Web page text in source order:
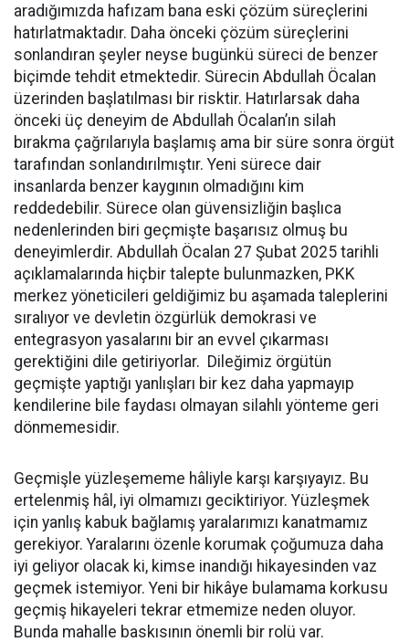
aradığımızda hafızam bana eski çözüm süreçlerini
hatırlatmaktadır. Daha önceki çözüm süreçlerini
sonlandıran şeyler neyse bugünkü süreci de benzer
biçimde tehdit etmektedir. Sürecin Abdullah Öcalan
üzerinden başlatılması bir risktir. Hatırlarsak daha
önceki üç deneyim de Abdullah Öcalan’ın silah
bırakma çağrılarıyla başlamış ama bir süre sonra örgüt
tarafından sonlandırılmıştır. Yeni sürece dair
insanlarda benzer kaygının olmadığını kim
reddedebilir. Sürece olan güvensizliğin başlıca
nedenlerinden biri geçmişte başarısız olmuş bu
deneyimlerdir. Abdullah Öcalan 27 Şubat 2025 tarihli
açıklamalarında hiçbir talepte bulunmazken, PKK
merkez yöneticileri geldiğimiz bu aşamada taleplerini
sıralıyor ve devletin özgürlük demokrasi ve
entegrasyon yasalarını bir an evvel çıkarması
gerektiğini dile getiriyorlar. Dileğimiz örgütün
geçmişte yaptığı yanlışları bir kez daha yapmayıp
kendilerine bile faydası olmayan silahlı yönteme geri
dönmemesidir.
Geçmişle yüzleşememe hâliyle karşı karşıyayız. Bu
ertelenmiş hâl, iyi olmamızı geciktiriyor. Yüzleşmek
için yanlış kabuk bağlamış yaralarımızı kanatmamız
gerekiyor. Yaralarını özenle korumak çoğumuza daha
iyi geliyor olacak ki, kimse inandığı hikayesinden vaz
geçmek istemiyor. Yeni bir hikâye bulamama korkusu
geçmiş hikayeleri tekrar etmemize neden oluyor.
Bunda mahalle baskısının önemli bir rolü var.